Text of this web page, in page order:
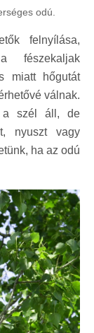
odú.
felnyílása,
fészekaljak
miatt hőgutát
válnak.
a szél áll, de
nyuszt vagy
ha az odú